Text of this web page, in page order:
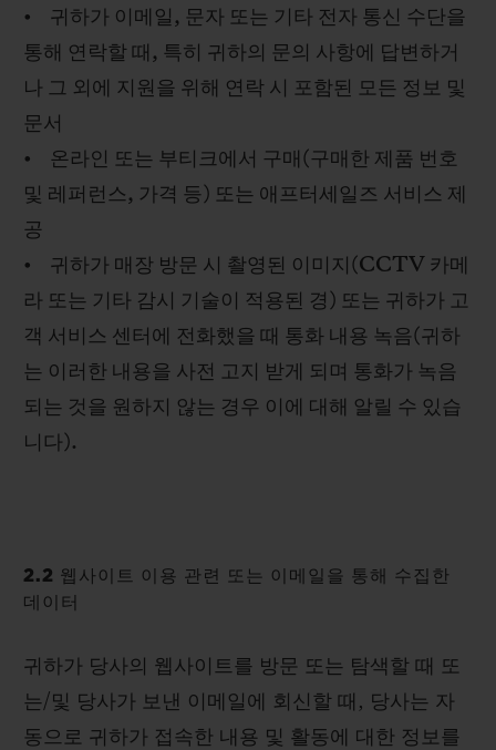
• 귀하가 이메일, 문자 또는 기타 전자 통신 수단을
통해 연락할 때, 특히 귀하의 문의 사항에 답변하거
나 그 외에 지원을 위해 연락 시 포함된 모든 정보 및
문서
• 온라인 또는 부티크에서 구매(구매한 제품 번호
및 레퍼런스, 가격 등) 또는 애프터세일즈 서비스 제
공
• 귀하가 매장 방문 시 촬영된 이미지(CCTV 카메
라 또는 기타 감시 기술이 적용된 경) 또는 귀하가 고
객 서비스 센터에 전화했을 때 통화 내용 녹음(귀하
는 이러한 내용을 사전 고지 받게 되며 통화가 녹음
되는 것을 원하지 않는 경우 이에 대해 알릴 수 있습
니다).
2.2 웹사이트 이용 관련 또는 이메일을 통해 수집한
데이터
귀하가 당사의 웹사이트를 방문 또는 탐색할 때 또
는/및 당사가 보낸 이메일에 회신할 때, 당사는 자
동으로 귀하가 접속한 내용 및 활동에 대한 정보를